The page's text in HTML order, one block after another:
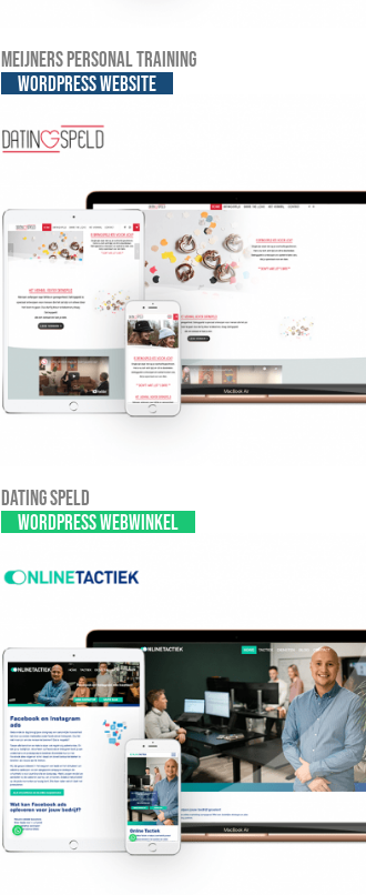
Meijners Personal Training
WordPress website
Dating Speld
WordPress webwinkel